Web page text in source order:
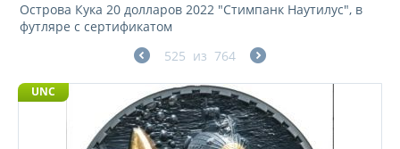
Острова Кука 20 долларов 2022 "Стимпанк Наутилус", в
футляре с сертификатом
525 из 764
UNC